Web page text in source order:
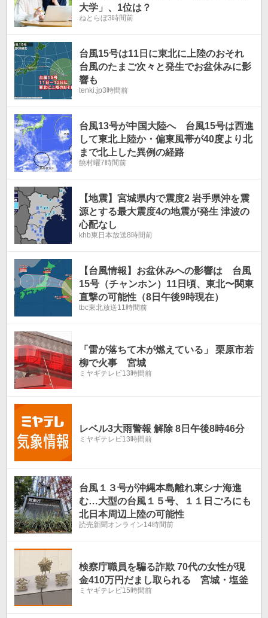
大学」、1位は？
ねとらぼ3時間前
台風15号は11日に東北に上陸のおそれ
台風のたまご次々と発生でお盆休みに影
響も
tenki.jp3時間前
台風13号が中国大陸へ 台風15号は西進
して東北上陸か・偏東風帯が40度より北
まで北上した異例の経路
饒村曜7時間前
【地震】宮城県内で震度2 岩手県沖を震
源とする最大震度4の地震が発生 津波の
心配なし
khb東日本放送8時間前
【台風情報】お盆休みへの影響は 台風
15号（チャンホン）11日頃、東北〜関東
直撃の可能性（8日午後9時現在）
tbc東北放送11時間前
「雷が落ちて木が燃えている」 栗原市若
柳で火事 宮城
ミヤギテレビ13時間前
レベル3大雨警報 解除 8日午後8時46分
ミヤギテレビ13時間前
台風１３号が沖縄本島離れ東シナ海進
む…大型の台風１５号、１１日ごろにも
北日本周辺上陸の可能性
読売新聞オンライン14時間前
検察庁職員を騙る詐欺 70代の女性が現
金410万円だまし取られる 宮城・塩釜
ミヤギテレビ15時間前